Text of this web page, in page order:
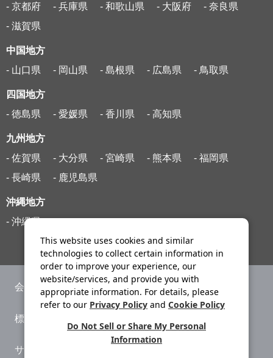
- 京都府
- 兵庫県 - 和歌山県 - 大阪府
- 奈良県
- 滋賀県
中国地方
- 山口県
- 岡山県 - 島根県 - 広島県 - 鳥取県
四国地方
- 徳島県
- 愛媛県 - 香川県 - 高知県
九州地方
- 佐賀県
- 大分県 - 宮崎県 - 熊本県
- 福岡県
- 長崎県
- 鹿児島県
沖縄地方
- 沖縄県
会社案内 ニュースリリース
標識・約款
サイトマップ
This website uses cookies and similar
technologies to collect certain information in
order to improve your experience, our
website/services, and provide you with
appropriate information. For details, please
refer to our Privacy Policy and Cookie Policy
Do Not Sell or Share My Personal
Information